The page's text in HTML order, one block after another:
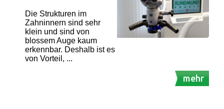
Die Strukturen im
Zahninnern sind sehr
klein und sind von
blossem Auge kaum
erkennbar. Deshalb ist es
von Vorteil, ...
mehr